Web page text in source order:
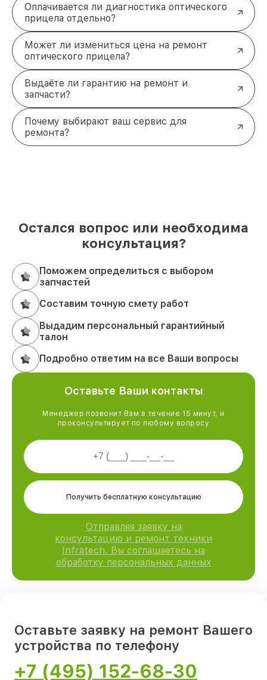
Оплачивается ли диагностика оптического
прицела отдельно?
Может ли измениться цена на ремонт
оптического прицела?
Выдаёте ли гарантию на ремонт и
запчасти?
Почему выбирают ваш сервис для
ремонта?
Остался вопрос или необходима
консультация?
Поможем определиться с выбором
запчастей
Составим точную смету работ
Выдадим персональный гарантийный
талон
Подробно ответим на все Ваши вопросы
Оставьте Ваши контакты
Менеджер позвонит Вам в течение 15 минут, и
проконсультирует по любому вопросу
Получить бесплатную консультацию
Отправляя заявку на
консультацию и ремонт техники
Infratech, Вы соглашаетесь на
обработку персональных данных
Оставьте заявку на ремонт Вашего
устройства по телефону
+7 (495) 152-68-30